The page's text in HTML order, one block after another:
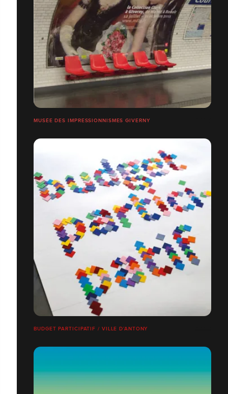
MUSÉE DES IMPRESSIONNISMES GIVERNY
BUDGET PARTICIPATIF / VILLE D’ANTONY